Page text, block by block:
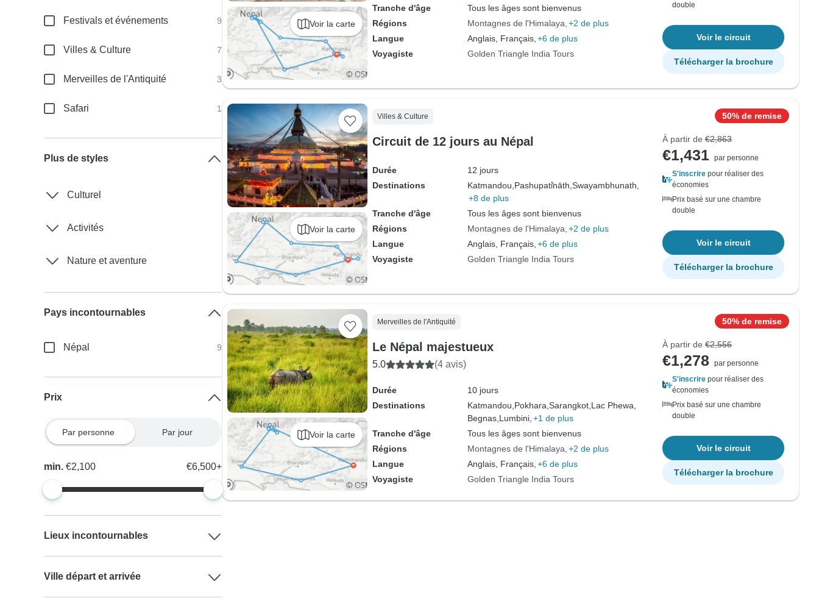
Voir la carte
Tranche d'âge
Tous les âges sont bienvenus
Régions
Montagnes de l'Himalaya +2 de plus
Langue
Anglais, Français, +6 de plus
Voyagiste
Golden Triangle India Tours
double
Voir le circuit
Télécharger la brochure
Voir la carte
Villes & Culture
Circuit de 12 jours au Népal
Durée
12 jours
Destinations
Katmandou, Pashupati̇̄nāth, Swayambhunath,
+8 de plus
Tranche d'âge
Tous les âges sont bienvenus
Régions
Montagnes de l'Himalaya +2 de plus
Langue
Anglais, Français, +6 de plus
Voyagiste
Golden Triangle India Tours
50% de remise
À partir de €2,863
€1,431 par personne
S'inscrire pour réaliser des
économies
Prix basé sur une chambre
double
Voir le circuit
Télécharger la brochure
Voir la carte
Merveilles de l'Antiquité
Le Népal majestueux
5.0 (4 avis)
Durée
10 jours
Destinations
Katmandou, Pokhara, Sarangkot, Lac Phewa,
Begnas, Lumbini, +1 de plus
Tranche d'âge
Tous les âges sont bienvenus
Régions
Montagnes de l'Himalaya +2 de plus
Langue
Anglais, Français, +6 de plus
Voyagiste
Golden Triangle India Tours
50% de remise
À partir de €2,556
€1,278
par personne
S'inscrire pour réaliser des
économies
Prix basé sur une chambre
double
Voir le circuit
Télécharger la brochure
Festivals et événements 9
Villes & Culture 7
Merveilles de l'Antiquité 3
Safari 1
Plus de styles
Culturel
Activités
Nature et aventure
Pays incontournables
Népal 9
Prix
Par personne Par jour
min.€2,100 €6,500+
Lieux incontournables
Ville départ et arrivée